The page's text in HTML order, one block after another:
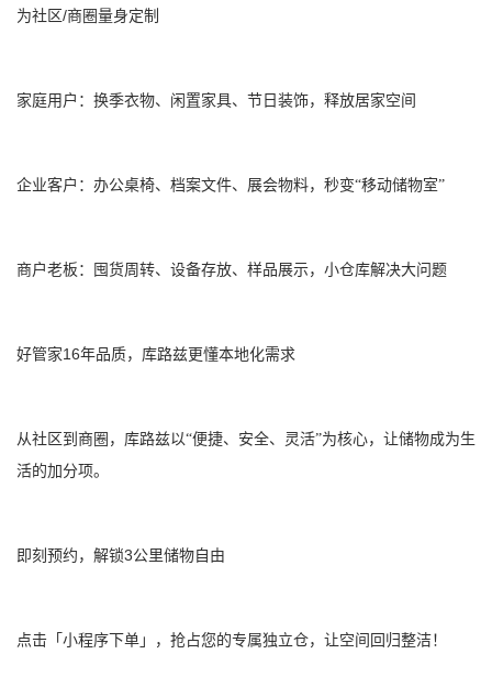
为社区/商圈量身定制
家庭用户：换季衣物、闲置家具、节日装饰，释放居家空间
企业客户：办公桌椅、档案文件、展会物料，秒变“移动储物室”
商户老板：囤货周转、设备存放、样品展示，小仓库解决大问题
好管家16年品质，库路兹更懂本地化需求
从社区到商圈，库路兹以“便捷、安全、灵活”为核心，让储物成为生
活的加分项。
即刻预约，解锁3公里储物自由
点击「小程序下单」，抢占您的专属独立仓，让空间回归整洁！